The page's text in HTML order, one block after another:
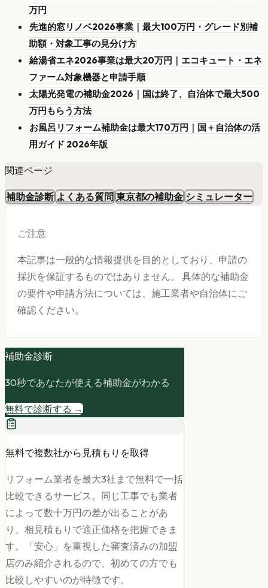
万円
先進的窓リノベ2026事業｜最大100万円・グレード別補
助額・対象工事の見分け方
給湯省エネ2026事業は最大20万円｜エコキュート・エネ
ファーム対象機器と申請手順
太陽光発電の補助金2026｜国は終了、自治体で最大500
万円もらう方法
お風呂リフォーム補助金は最大170万円｜国＋自治体の活
用ガイド 2026年版
関連ページ
補助金診断 よくある質問 東京都の補助金 シミュレーター
ご注意
本記事は一般的な情報提供を目的としており、申請の
採択を保証するものではありません。 具体的な補助金
の要件や申請方法については、施工業者や自治体にご
確認ください。
補助金診断
30秒であなたが使える補助金がわかる
無料で診断する →
無料で複数社から見積もりを取得
リフォーム業者を最大3社まで無料で一括
比較できるサービス。同じ工事でも業者
によって数十万円の差が出ることがあ
り、相見積もりで適正価格を把握できま
す。「安心」を重視した審査済みの加盟
店のみ紹介されるので、初めての方でも
比較しやすいのが特徴です。